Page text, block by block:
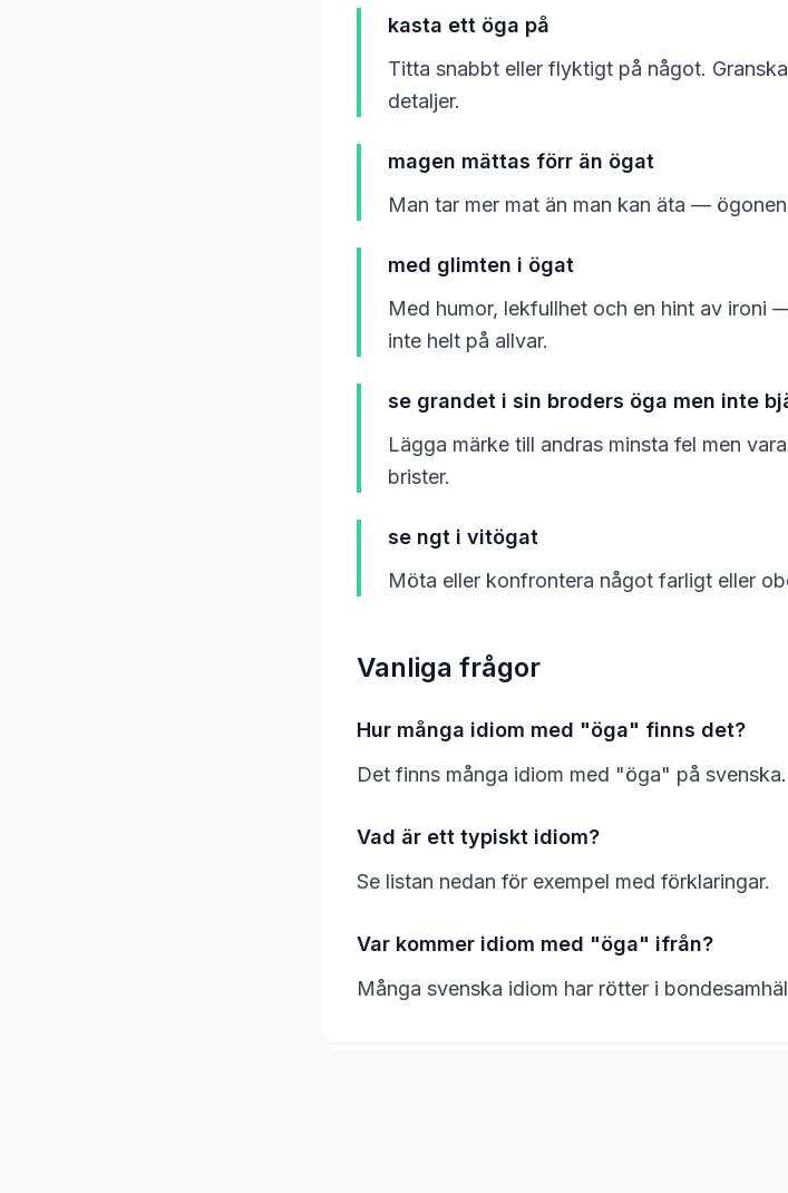
kasta ett öga på
Titta snabbt eller flyktigt på något.
detaljer.
magen mättas förr än ögat
Man tar mer mat än man kan äta —
med glimten i ögat
Med humor, lekfullhet och en hint av ironi
inte helt på allvar.
se grandet i sin broders öga men inte
Lägga märke till andras minsta fel men
brister.
se ngt i vitögat
Möta eller konfrontera något farligt eller
Vanliga frågor
Hur många idiom med "öga" finns det?
Det finns många idiom med "öga" på
Vad är ett typiskt idiom?
Se listan nedan för exempel med förklaringar.
Var kommer idiom med "öga" ifrån?
Många svenska idiom har rötter i